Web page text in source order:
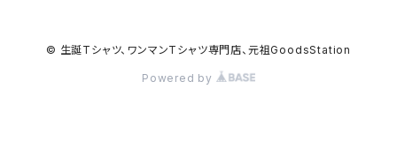
ヒロイックニューシネマ
© 生誕Tシャツ、ワンマンTシャツ専門店、元祖GoodsStation
Powered by